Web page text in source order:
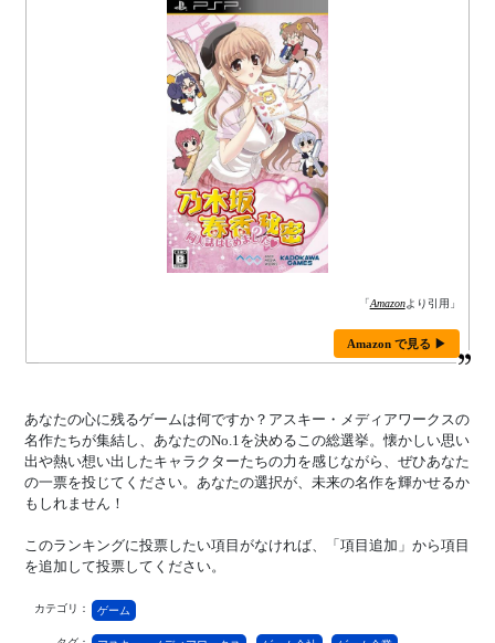
「Amazonより引用」
Amazon で見る ▶
あなたの心に残るゲームは何ですか？アスキー・メディアワークスの
名作たちが集結し、あなたのNo.1を決めるこの総選挙。懐かしい思い
出や熱い想い出したキャラクターたちの力を感じながら、ぜひあなた
の一票を投じてください。あなたの選択が、未来の名作を輝かせるか
もしれません！
このランキングに投票したい項目がなければ、「項目追加」から項目
を追加して投票してください。
カテゴリ： ゲーム